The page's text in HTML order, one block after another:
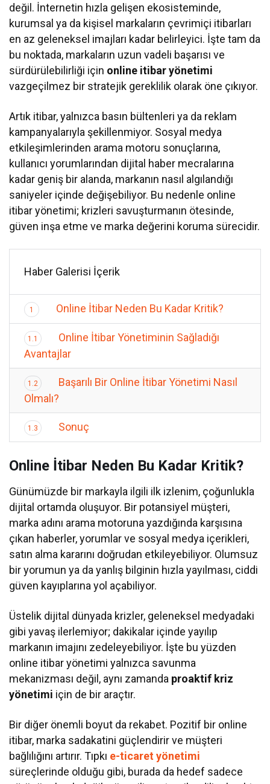
değil. İnternetin hızla gelişen ekosisteminde,
kurumsal ya da kişisel markaların çevrimiçi itibarları
en az geleneksel imajları kadar belirleyici. İşte tam da
bu noktada, markaların uzun vadeli başarısı ve
sürdürülebilirliği için online itibar yönetimi
vazgeçilmez bir stratejik gereklilik olarak öne çıkıyor.
Artık itibar, yalnızca basın bültenleri ya da reklam
kampanyalarıyla şekillenmiyor. Sosyal medya
etkileşimlerinden arama motoru sonuçlarına,
kullanıcı yorumlarından dijital haber mecralarına
kadar geniş bir alanda, markanın nasıl algılandığı
saniyeler içinde değişebiliyor. Bu nedenle online
itibar yönetimi; krizleri savuşturmanın ötesinde,
güven inşa etme ve marka değerini koruma sürecidir.
Haber Galerisi İçerik
1 Online İtibar Neden Bu Kadar Kritik?
1.1
Online İtibar Yönetiminin Sağladığı
Avantajlar
1.2
Başarılı Bir Online İtibar Yönetimi Nasıl
Olmalı?
1.3 Sonuç
Online İtibar Neden Bu Kadar Kritik?
Günümüzde bir markayla ilgili ilk izlenim, çoğunlukla
dijital ortamda oluşuyor. Bir potansiyel müşteri,
marka adını arama motoruna yazdığında karşısına
çıkan haberler, yorumlar ve sosyal medya içerikleri,
satın alma kararını doğrudan etkileyebiliyor. Olumsuz
bir yorumun ya da yanlış bilginin hızla yayılması, ciddi
güven kayıplarına yol açabiliyor.
Üstelik dijital dünyada krizler, geleneksel medyadaki
gibi yavaş ilerlemiyor; dakikalar içinde yayılıp
markanın imajını zedeleyebiliyor. İşte bu yüzden
online itibar yönetimi yalnızca savunma
mekanizması değil, aynı zamanda proaktif kriz
yönetimi için de bir araçtır.
Bir diğer önemli boyut da rekabet. Pozitif bir online
itibar, marka sadakatini güçlendirir ve müşteri
bağlılığını artırır. Tıpkı e-ticaret yönetimi
süreçlerinde olduğu gibi, burada da hedef sadece